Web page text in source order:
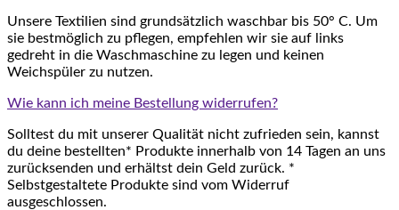
Unsere Textilien sind grundsätzlich waschbar bis 50° C. Um
sie bestmöglich zu pflegen, empfehlen wir sie auf links
gedreht in die Waschmaschine zu legen und keinen
Weichspüler zu nutzen.
Wie kann ich meine Bestellung widerrufen?
Solltest du mit unserer Qualität nicht zufrieden sein, kannst
du deine bestellten* Produkte innerhalb von 14 Tagen an uns
zurücksenden und erhältst dein Geld zurück. *
Selbstgestaltete Produkte sind vom Widerruf
ausgeschlossen.